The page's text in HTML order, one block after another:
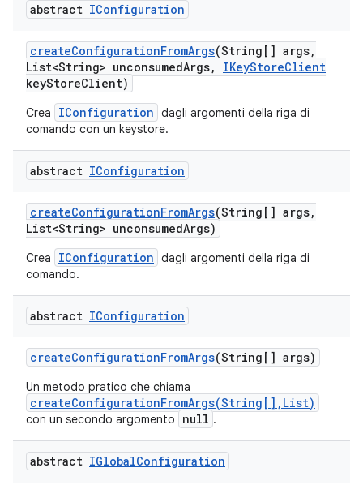
abstract IConfiguration
createConfigurationFromArgs(String[] args,
List<String> unconsumedArgs, IKeyStoreClient
keyStoreClient)
Crea IConfiguration dagli argomenti della riga di
comando con un keystore.
abstract IConfiguration
createConfigurationFromArgs(String[] args,
List<String> unconsumedArgs)
Crea IConfiguration dagli argomenti della riga di
comando.
abstract IConfiguration
createConfigurationFromArgs(String[] args)
Un metodo pratico che chiama
createConfigurationFromArgs(String[],List)
con un secondo argomento null .
abstract IGlobalConfiguration